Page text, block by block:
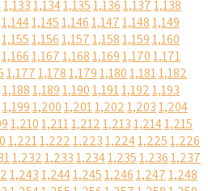
1,1331,1341,1351,1361,1371,138
1,1441,1451,1461,1471,1481,149
1,1551,1561,1571,1581,1591,160
1,1661,1671,1681,1691,1701,171
1,1771,1781,1791,1801,1811,182
1,1881,1891,1901,1911,1921,193
1,1991,2001,2011,2021,2031,204
1,2101,2111,2121,2131,2141,215
1,2211,2221,2231,2241,2251,226
1,2321,2331,2341,2351,2361,237
1,2431,2441,2451,2461,2471,248